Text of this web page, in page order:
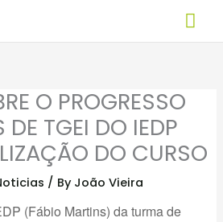
O PROGRESSO
TGEI DO IEDP
DO CURSO
/ By João Vieira
(Fábio Martins) da turma de